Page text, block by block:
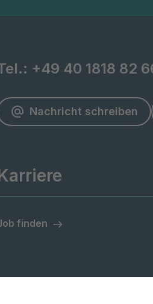
+49 40 1818 82
Nachricht schreiben
finden